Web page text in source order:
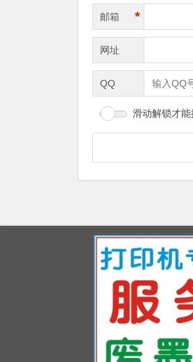
邮箱 *
网址
QQ
滑动解锁才能